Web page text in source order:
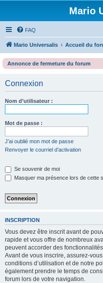
Mario
FAQ
Mario Universalis Accueil du
Annonce de fermeture du forum
Connexion
Nom d’utilisateur :
Mot de passe :
J’ai oublié mon mot de passe
Renvoyer le courriel d’activation
Se souvenir de moi
Masquer ma présence lors de cette
INSCRIPTION
Vous devez être inscrit avant de
rapide et vous offre de nombreux
peuvent accorder des
Avant de vous inscrire, assurez-
conditions d’utilisation et de notre
également prendre le temps de
forum lors de votre navigation.